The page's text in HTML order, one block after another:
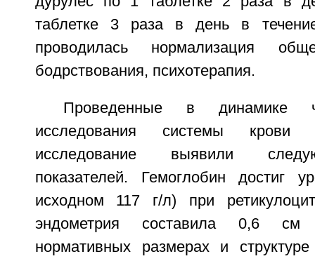
таблетке 3 раза в день в
проводилась нормализация
бодрствования, психотерапия.
Проведенные в динамике
исследования системы крови
исследование выявили
показателей. Гемоглобин достиг
исходном 117 г/л) при
эндометрия составила 0,6 см
нормативных размерах и